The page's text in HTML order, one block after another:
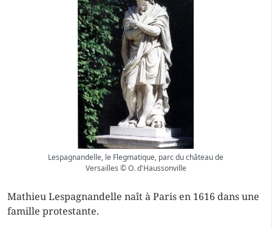
Lespagnandelle, le Flegmatique, parc du château de
Versailles © O. d'Haussonville
Mathieu Lespagnandelle naît à Paris en 1616 dans une
famille protestante.